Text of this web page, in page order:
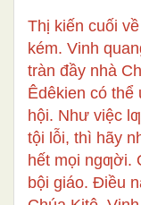
Thị kiến cuối
kém. Vinh
tràn đầy nhà
Êdêkien có thể
hội. Như việc
tội lỗi, thì hãy
hết mọi ngƣời.
bội giáo. Điều